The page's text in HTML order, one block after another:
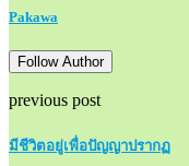
Pakawa
Follow Author
previous post
มีชีวิตอยู่เพื่อปัญญาปรากฏ